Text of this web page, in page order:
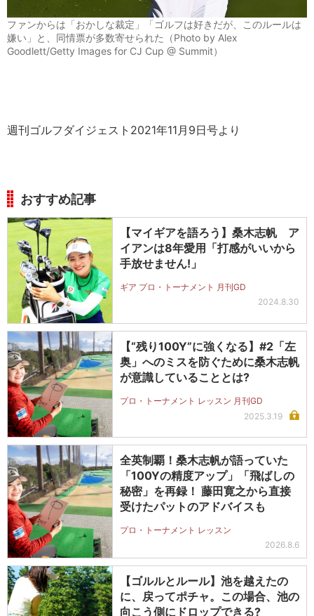
ファンからは「おかしな裁定」「ゴルフは好きだが、このルールは
嫌い」と、同情票が多数寄せられた（Photo by Alex
Goodlett/Getty Images for CJ Cup @ Summit）
週刊ゴルフダイジェスト2021年11月9日号より
おすすめ記事
【マイギアを語ろう】桑木志帆 ア
イアンは8年愛用「打感がいいから
手放せません!」
ギア プロ・トーナメント 月刊GD
2024.8.30
【“残り100Y”に強くなる】#2「左
奥」へのミスを防ぐために桑木志帆
が意識していることとは?
プロ・トーナメント レッスン 月刊GD
2025.3.19
全英制覇！桑木志帆が語っていた
「100Yの精度アップ」「飛ばしの
秘密」を再録！ 藤田寛之から直接
受けたパットのアドバイスも
プロ・トーナメント レッスン
2026.8.6
【ゴルルとルール】池を越えたの
に、戻ってポチャ。この場合、池の
向こう側にドロップできる?